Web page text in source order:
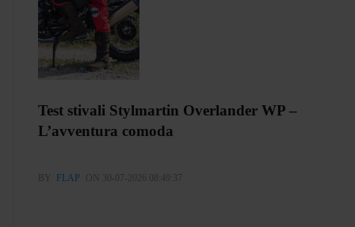
Test stivali Stylmartin Overlander WP –
L’avventura comoda
BY FLAP ON 30-07-2026 08:49:37